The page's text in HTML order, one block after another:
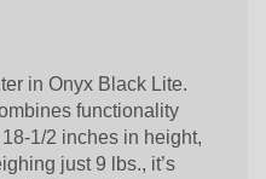
in Onyx Black Lite.
functionality
1/2 inches in height,
just 9 lbs., it’s